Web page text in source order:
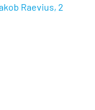
Raevius, 2